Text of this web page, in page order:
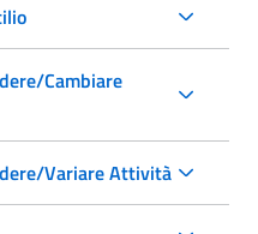
Cambiare
Variare Attività